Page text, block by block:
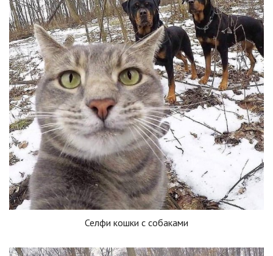
Селфи кошки с собаками